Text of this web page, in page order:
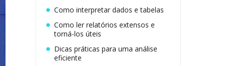
Como interpretar dados e tabelas
Como ler relatórios extensos e
torná-los úteis
Dicas práticas para uma análise
eficiente